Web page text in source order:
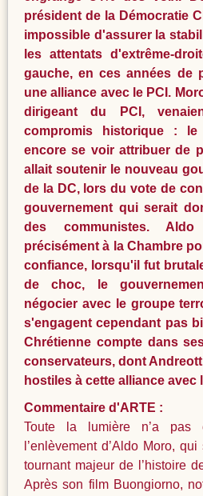
président de la Démocratie
impossible d'assurer la
les attentats d'extrême-
gauche, en ces années de
une alliance avec le PCI.
dirigeant du PCI,
compromis historique :
encore se voir attribuer de
allait soutenir le nouveau
de la DC, lors du vote de
gouvernement qui serait
des communistes.
précisément à la Chambre
confiance, lorsqu'il fut
de choc, le
négocier avec le groupe
s'engagent cependant pas
Chrétienne compte dans
conservateurs, dont
hostiles à cette alliance avec
Commentaire d'ARTE :
Toute la lumière n’a pas
l’enlèvement d’Aldo Moro,
tournant majeur de l’histoire
Après son film Buongiorno,